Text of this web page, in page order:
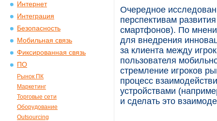
Интернет
Интеграция
Безопасность
Мобильная связь
Фиксированная связь
ПО
Рынок ПК
Маркетинг
Торговые сети
Оборудование
Outsourcing
Очередное
перспективам
смартфонов). По
для внедрения
за клиента между
пользователя
стремление игроков
процесс
устройствами
и сделать это